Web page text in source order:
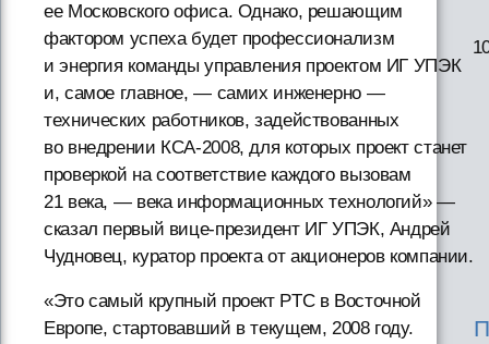
ее Московского офиса. Однако, решающим
фактором успеха будет профессионализм
и энергия команды управления проектом ИГ УПЭК
и, самое главное, — самих инженерно —
технических работников, задействованных
во внедрении КСА-2008, для которых проект станет
проверкой на соответствие каждого вызовам
21 века, — века информационных технологий» —
сказал первый вице-президент ИГ УПЭК, Андрей
Чудновец, куратор проекта от акционеров компании.
«Это самый крупный проект PTC в Восточной
Европе, стартовавший в текущем, 2008 году.